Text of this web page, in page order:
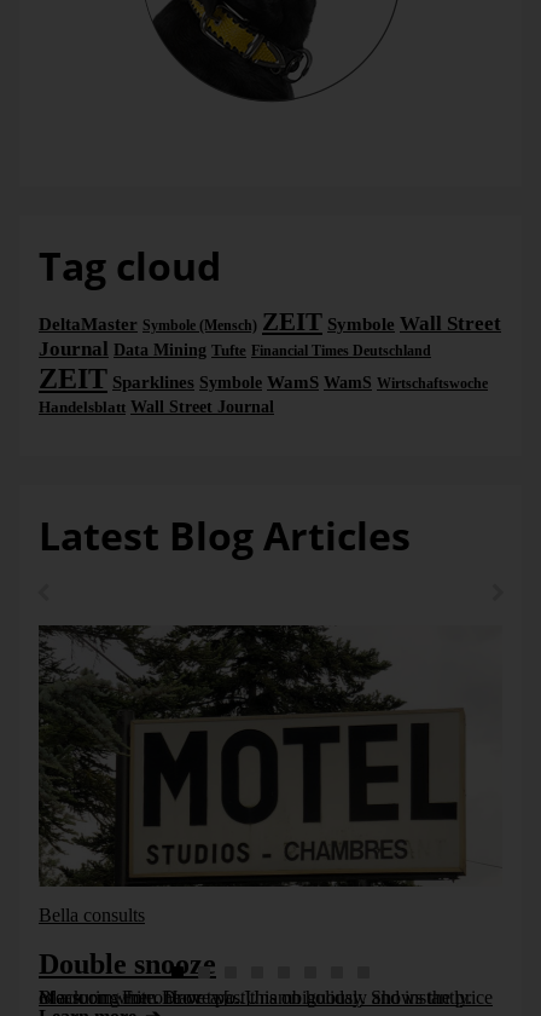
Tag cloud
DeltaMaster Symbole (Mensch) ZEIT Symbole Wall Street
Journal Data Mining Tufte Financial Times Deutschland
ZEIT Sparklines Symbole WamS WamS Wirtschaftswoche
Handelsblatt Wall Street Journal
Latest Blog Articles
Bella consults
Double snooze
Measuring men Drove past this on holiday. Shows the price of a room. For one or two. Unambiguously and instantly. Black on white. Have a [...]